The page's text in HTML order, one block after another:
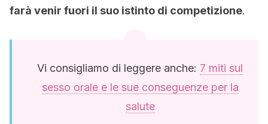
farà venir fuori il suo istinto di competizione.
Vi consigliamo di leggere anche: 7 miti sul
sesso orale e le sue conseguenze per la
salute